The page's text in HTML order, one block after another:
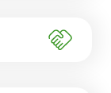
مصر